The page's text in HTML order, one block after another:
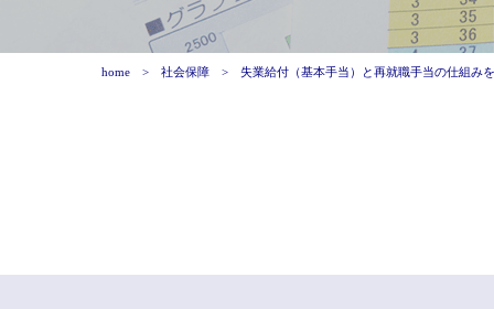
home 社会保障 失業給付（基本手当）と再就職手当の仕組み